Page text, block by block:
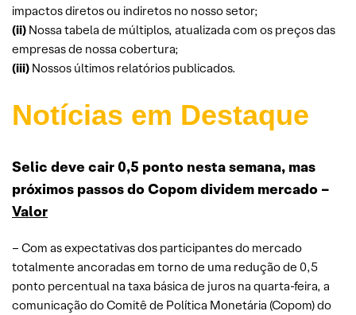
impactos diretos ou indiretos no nosso setor;
(ii) Nossa tabela de múltiplos, atualizada com os preços das
empresas de nossa cobertura;
(iii) Nossos últimos relatórios publicados.
Notícias em Destaque
Selic deve cair 0,5 ponto nesta semana, mas
próximos passos do Copom dividem mercado –
Valor
– Com as expectativas dos participantes do mercado
totalmente ancoradas em torno de uma redução de 0,5
ponto percentual na taxa básica de juros na quarta-feira, a
comunicação do Comitê de Política Monetária (Copom) do